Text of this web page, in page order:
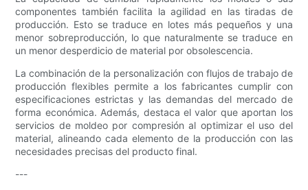
componentes también facilita la agilidad en las tiradas de
producción. Esto se traduce en lotes más pequeños y una
menor sobreproducción, lo que naturalmente se traduce en
un menor desperdicio de material por obsolescencia.
La combinación de la personalización con flujos de trabajo de
producción flexibles permite a los fabricantes cumplir con
especificaciones estrictas y las demandas del mercado de
forma económica. Además, destaca el valor que aportan los
servicios de moldeo por compresión al optimizar el uso del
material, alineando cada elemento de la producción con las
necesidades precisas del producto final.
---